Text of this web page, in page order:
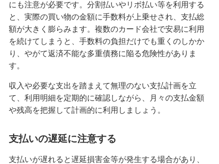
にも注意が必要です。分割払いやリボ払い等を利用する
と、実際の買い物の金額に手数料が上乗せされ、支払総
額が大きく膨らみます。複数のカード会社で安易に利用
を続けてしまうと、手数料の負担だけでも重くのしかか
り、やがて返済不能な多重債務に陥る危険性がありま
す。
収入や必要な支出を踏まえて無理のない支払計画を立
て、利用明細を定期的に確認しながら、月々の支払金額
や残高を把握して計画的に利用しましょう。
支払いの遅延に注意する
支払いが遅れると遅延損害金等が発生する場合があり、